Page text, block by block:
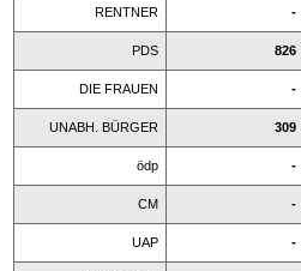
RENTNER -
PDS 826
DIE FRAUEN -
UNABH. BÜRGER 309
ödp -
CM -
UAP -